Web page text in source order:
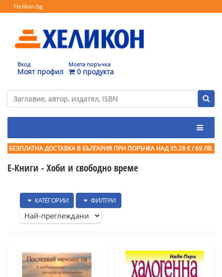
Helikon.bg
Вход
Моят профил
Моята поръчка
0 продукта
БЕЗПЛАТНА ДОСТАВКА В БЪЛГАРИЯ ПРИ ПОРЪЧКА НАД 35.28 € / 69 ЛВ.
Е-Книги - Хоби и свободно време
КАТЕГОРИИ ФИЛТРИ